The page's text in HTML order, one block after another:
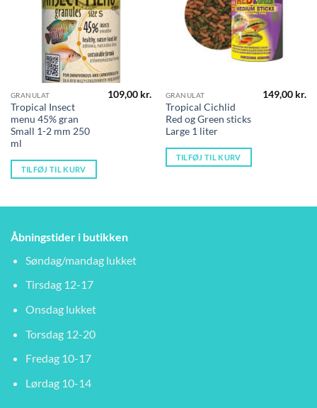
GRANULAT
Tropical Insect
menu 45% gran
Small 1-2 mm 250
ml
109,00 kr.
TILFØJ TIL KURV
GRANULAT
Tropical Cichlid
Red og Green sticks
Large 1 liter
149,00 kr.
TILFØJ TIL KURV
Åbningstider i butikken
Søndag/mandag lukket
Tirsdag 12-17
Onsdag lukket
Torsdag 12-20
Fredag 10-17
Lørdag 10-14